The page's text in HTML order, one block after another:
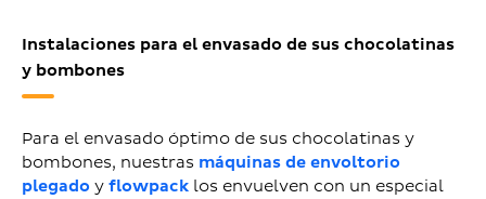
Instalaciones para el envasado de sus chocolatinas
y bombones
Para el envasado óptimo de sus chocolatinas y
bombones, nuestras máquinas de envoltorio
plegado y flowpack los envuelven con un especial